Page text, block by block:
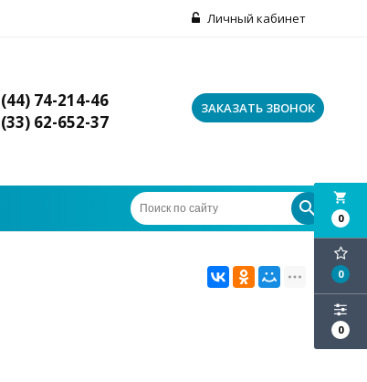
Личный кабинет
ЗАКАЗАТЬ ЗВОНОК
74-214-46
62-652-37
local_grocery_store
0
0
0